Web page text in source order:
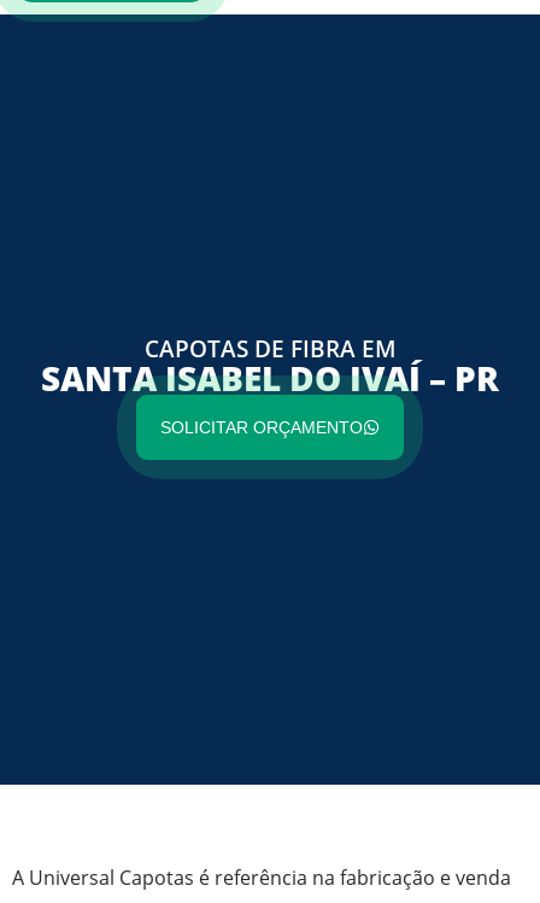
CAPOTAS DE FIBRA EM
SANTA ISABEL DO IVAÍ – PR
SOLICITAR ORÇAMENTO
A Universal Capotas é referência na fabricação e venda